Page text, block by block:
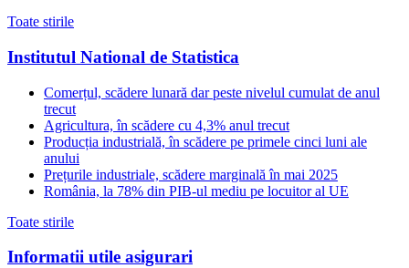
Toate stirile
Institutul National de Statistica
Comerțul, scădere lunară dar peste nivelul cumulat de anul
trecut
Agricultura, în scădere cu 4,3% anul trecut
Producția industrială, în scădere pe primele cinci luni ale
anului
Prețurile industriale, scădere marginală în mai 2025
România, la 78% din PIB-ul mediu pe locuitor al UE
Toate stirile
Informatii utile asigurari